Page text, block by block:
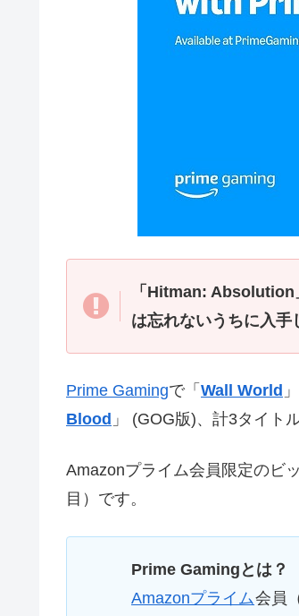
「Hitman: Absolution
は忘れないうちに入手
Prime Gamingで「 Wall World
Blood 」 (GOG版)、計3タイト
Amazonプライム会員限定のビ
目）です。
Prime Gamingとは？
Amazonプライム会員